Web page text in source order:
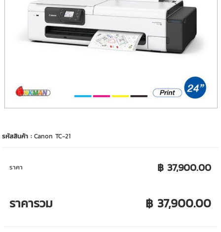
รหัสสินค้า :Canon TC-21
ราคา ฿ 37,900.00
ราคารวม ฿ 37,900.00